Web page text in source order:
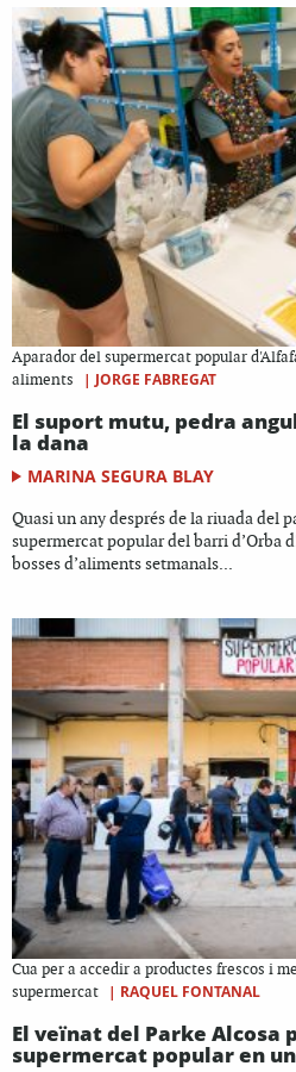
Aparador del supermercat popular
aliments
| JORGE FABREGAT
El suport mutu, pedra
la dana
MARINA SEGURA BLAY
Quasi un any després de la riuada del
supermercat popular del barri d’Orba
bosses d’aliments setmanals...
Cua per a accedir a productes frescos i
supermercat
| RAQUEL FONTANAL
El veïnat del Parke Alcosa
supermercat popular en